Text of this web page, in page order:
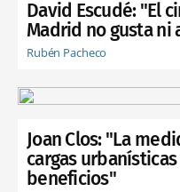
David Escudé: "El
Madrid no gusta ni
Rubén Pacheco
Joan Clos: "La
cargas
beneficios"